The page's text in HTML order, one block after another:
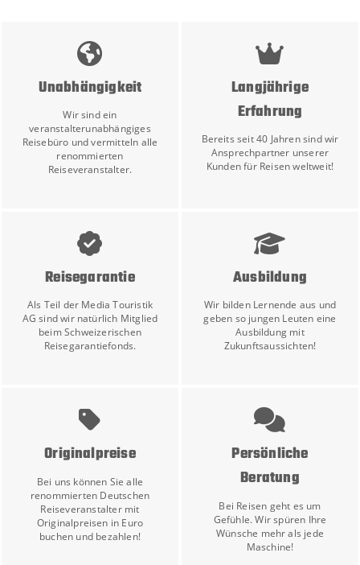
Unabhängigkeit
Wir sind ein
veranstalterunabhängiges
Reisebüro und vermitteln alle
renommierten
Reiseveranstalter.
Langjährige
Erfahrung
Bereits seit 40 Jahren sind wir
Ansprechpartner unserer
Kunden für Reisen weltweit!
Reisegarantie
Als Teil der Media Touristik
AG sind wir natürlich Mitglied
beim Schweizerischen
Reisegarantiefonds.
Ausbildung
Wir bilden Lernende aus und
geben so jungen Leuten eine
Ausbildung mit
Zukunftsaussichten!
Originalpreise
Bei uns können Sie alle
renommierten Deutschen
Reiseveranstalter mit
Originalpreisen in Euro
buchen und bezahlen!
Persönliche
Beratung
Bei Reisen geht es um
Gefühle. Wir spüren Ihre
Wünsche mehr als jede
Maschine!